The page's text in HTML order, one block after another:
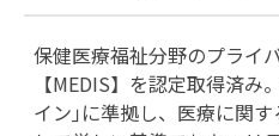
保健医療福祉分野のプライ
【MEDIS】を認定取得済
イン｣に準拠し、医療に関